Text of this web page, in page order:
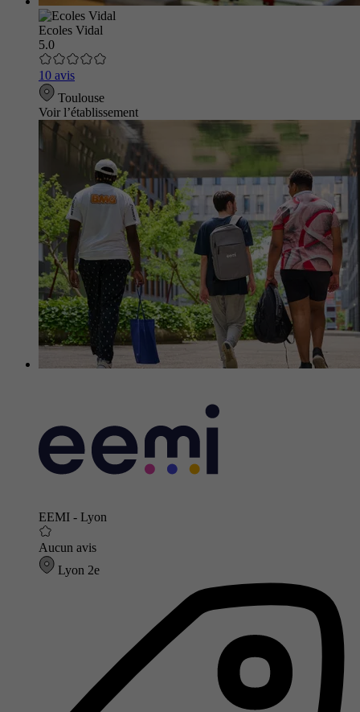
Ecoles Vidal
5.0
10 avis
Toulouse
Voir l’établissement
EEMI - Lyon
Aucun avis
Lyon 2e